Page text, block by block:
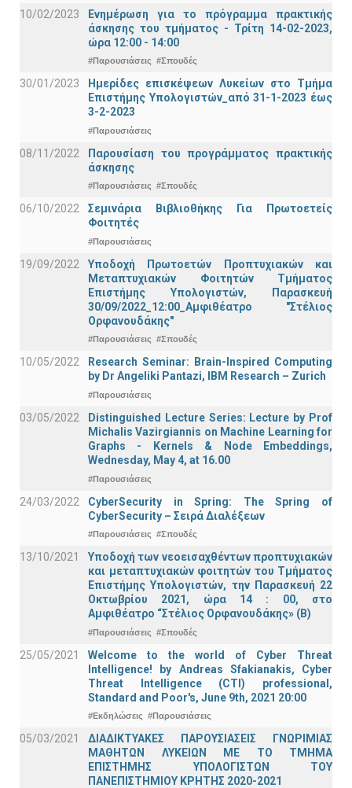
10/02/2023
Ενημέρωση για το πρόγραμμα πρακτικής
άσκησης του τμήματος - Τρίτη 14-02-2023,
ώρα 12:00 - 14:00
#Παρουσιάσεις #Σπουδές
30/01/2023
Ημερίδες επισκέψεων Λυκείων στο Τμήμα
Επιστήμης Υπολογιστών_από 31-1-2023 έως
3-2-2023
#Παρουσιάσεις
08/11/2022
Παρουσίαση του προγράμματος πρακτικής
άσκησης
#Παρουσιάσεις #Σπουδές
06/10/2022
Σεμινάρια Βιβλιοθήκης Για Πρωτοετείς
Φοιτητές
#Παρουσιάσεις
19/09/2022
Υποδοχή Πρωτοετών Προπτυχιακών και
Μεταπτυχιακών Φοιτητών Τμήματος
Επιστήμης Υπολογιστών, Παρασκευή
30/09/2022_12:00_Αμφιθέατρο "Στέλιος
Ορφανουδάκης"
#Παρουσιάσεις #Σπουδές
10/05/2022
Research Seminar: Brain-Inspired Computing
by Dr Angeliki Pantazi, IBM Research – Zurich
#Παρουσιάσεις
03/05/2022
Distinguished Lecture Series: Lecture by Prof
Michalis Vazirgiannis on Machine Learning for
Graphs - Kernels & Νode Εmbeddings,
Wednesday, May 4, at 16.00
#Παρουσιάσεις
24/03/2022
CyberSecurity in Spring: The Spring of
CyberSecurity – Σειρά Διαλέξεων
#Παρουσιάσεις #Σπουδές
13/10/2021
Υποδοχή των νεοεισαχθέντων προπτυχιακών
και μεταπτυχιακών φοιτητών του Τμήματος
Επιστήμης Υπολογιστών, την Παρασκευή 22
Οκτωβρίου 2021, ώρα 14 : 00, στο
Αμφιθέατρο “Στέλιος Ορφανουδάκης» (Β)
#Παρουσιάσεις #Σπουδές
25/05/2021
Welcome to the world of Cyber Threat
Intelligence! by Andreas Sfakianakis, Cyber
Threat Intelligence (CTI) professional,
Standard and Poor's, June 9th, 2021 20:00
#Εκδηλώσεις #Παρουσιάσεις
05/03/2021
ΔΙΑΔΙΚΤΥΑΚΕΣ ΠΑΡΟΥΣΙΑΣΕΙΣ ΓΝΩΡΙΜΙΑΣ
ΜΑΘΗΤΩΝ ΛΥΚΕΙΩΝ ΜΕ ΤΟ ΤΜΗΜΑ
ΕΠΙΣΤΗΜΗΣ ΥΠΟΛΟΓΙΣΤΩΝ ΤΟΥ
ΠΑΝΕΠΙΣΤΗΜΙΟΥ ΚΡΗΤΗΣ 2020-2021